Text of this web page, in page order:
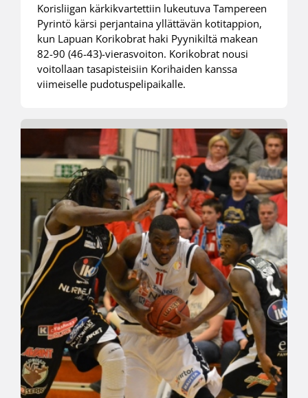
Korisliigan kärkikvartettiin lukeutuva Tampereen
Pyrintö kärsi perjantaina yllättävän kotitappion,
kun Lapuan Korikobrat haki Pyynikiltä makean
82-90 (46-43)-vierasvoiton. Korikobrat nousi
voitollaan tasapisteisiin Korihaiden kanssa
viimeiselle pudotuspelipaikalle.